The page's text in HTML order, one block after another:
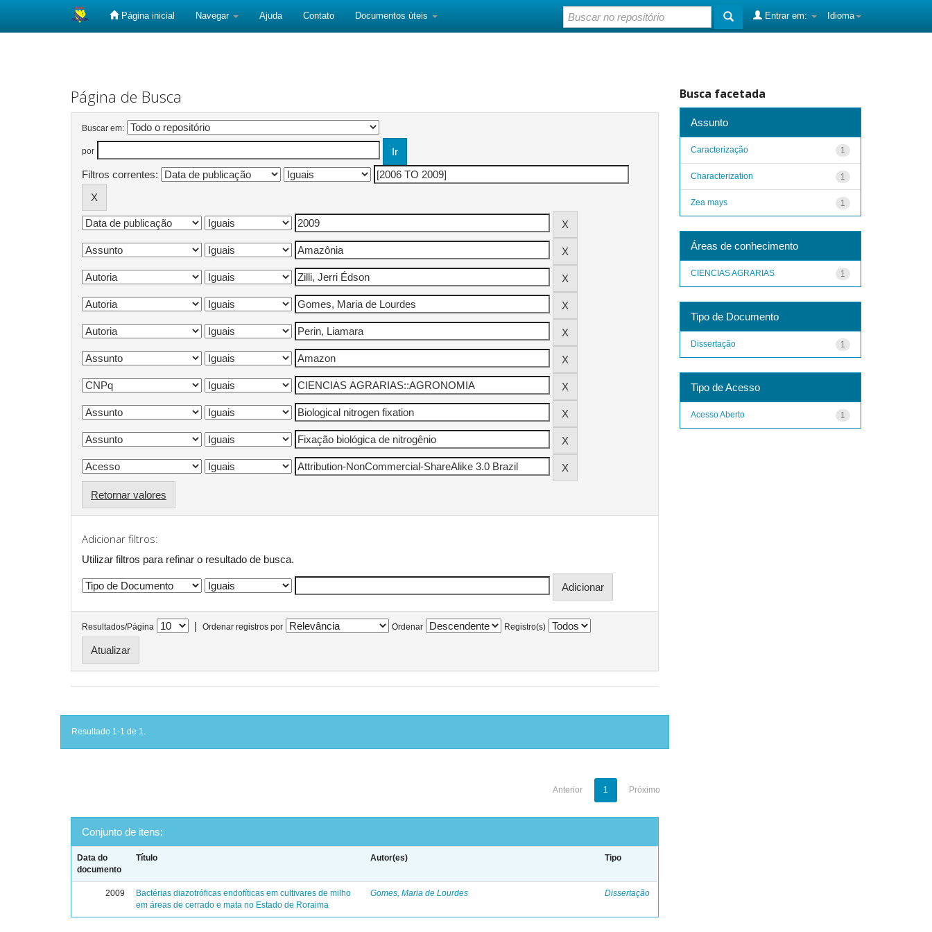
Página inicial Navegar Ajuda Contato Documentos úteis Idioma
Entrar em:
Página de Busca
Buscar em:
por
Filtros correntes:
Retornar valores
Adicionar filtros:
Utilizar filtros para refinar o resultado de busca.
Resultados/Página | Ordenar registros por Ordenar Registro(s)
Resultado 1-1 de 1.
Anterior 1 Próximo
Conjunto de itens:
Data do
documento
Título Autor(es) Tipo
2009
Bactérias diazotróficas endofíticas em cultivares de milho
em áreas de cerrado e mata no Estado de Roraima
Gomes, Maria de Lourdes Dissertação
Busca facetada
Assunto
1
Caracterização
1
Characterization
1
Zea mays
Áreas de conhecimento
1
CIENCIAS AGRARIAS
Tipo de Documento
1
Dissertação
Tipo de Acesso
1
Acesso Aberto